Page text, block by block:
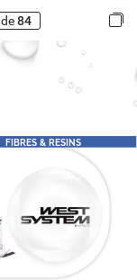
de 84
FIBRES & RESINS